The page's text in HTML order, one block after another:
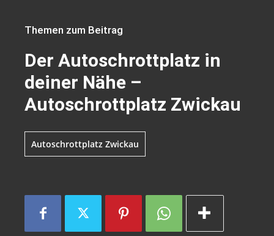
Themen zum Beitrag
Der Autoschrottplatz in
deiner Nähe –
Autoschrottplatz Zwickau
Autoschrottplatz Zwickau